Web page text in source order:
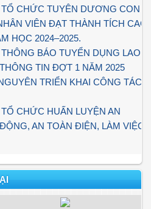
CHỨC TUYÊN DƯƠNG CON
VIÊN ĐẠT THÀNH TÍCH CAO
HỌC 2024–2025.
BÁO TUYỂN DỤNG LAO
TIN ĐỢT 1 NĂM 2025
TRIỂN KHAI CÔNG TÁC
CHỨC HUẤN LUYỆN AN
AN TOÀN ĐIỆN, LÀM VIỆC